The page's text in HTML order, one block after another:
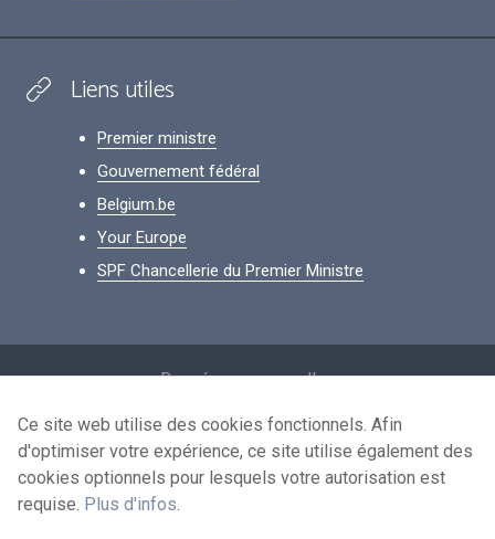
Liens utiles
Premier ministre
Gouvernement fédéral
Belgium.be
Your Europe
SPF Chancellerie du Premier Ministre
Données personnelles
Conditions de réutilisation
Contactez-nous
Ce site web utilise des cookies fonctionnels. Afin
d'optimiser votre expérience, ce site utilise également des
cookies optionnels pour lesquels votre autorisation est
requise. Plus d'infos.